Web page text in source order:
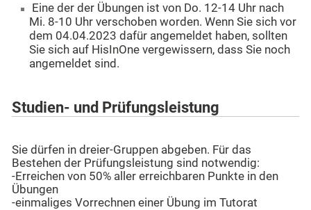
Eine der der Übungen ist von Do. 12-14 Uhr nach
Mi. 8-10 Uhr verschoben worden. Wenn Sie sich vor
dem 04.04.2023 dafür angemeldet haben, sollten
Sie sich auf HisInOne vergewissern, dass Sie noch
angemeldet sind.
Studien- und Prüfungsleistung
Sie dürfen in dreier-Gruppen abgeben. Für das
Bestehen der Prüfungsleistung sind notwendig:
-Erreichen von 50% aller erreichbaren Punkte in den
Übungen
-einmaliges Vorrechnen einer Übung im Tutorat